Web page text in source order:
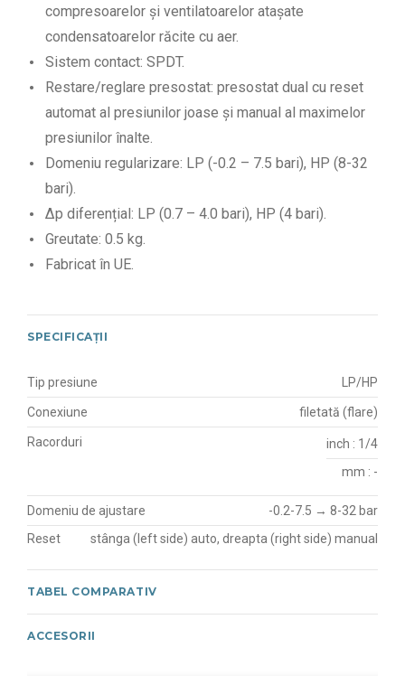
compresoarelor și ventilatoarelor atașate
condensatoarelor răcite cu aer.
Sistem contact: SPDT.
Restare/reglare presostat: presostat dual cu reset
automat al presiunilor joase și manual al maximelor
presiunilor înalte.
Domeniu regularizare: LP (-0.2 – 7.5 bari), HP (8-32
bari).
∆p diferențial: LP (0.7 – 4.0 bari), HP (4 bari).
Greutate: 0.5 kg.
Fabricat în UE.
SPECIFICAȚII
Tip presiune LP/HP
Conexiune filetată (flare)
Racorduri
inch : 1/4
mm : -
Domeniu de ajustare
-0.2-7.5 → 8-32 bar
Reset
stânga (left side) auto, dreapta (right side) manual
TABEL COMPARATIV
ACCESORII